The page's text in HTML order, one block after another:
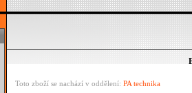
Toto zboží se nachází v oddělení: PA technika